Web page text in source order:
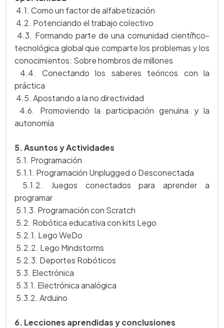
4.1. Como un factor de alfabetización
4.2. Potenciando el trabajo colectivo
4.3. Formando parte de una comunidad científico-
tecnológica global que comparte los problemas y los
conocimientos: Sobre hombros de millones
4.4. Conectando los saberes teóricos con la
práctica
4.5. Apostando a la no directividad
4.6. Promoviendo la participación genuina y la
autonomía
5. Asuntos y Actividades
5.1. Programación
5.1.1. Programación Unplugged o Desconectada
5.1.2. Juegos conectados para aprender a
programar
5.1.3. Programación con Scratch
5.2. Robótica educativa con kits Lego
5.2.1. Lego WeDo
5.2.2. Lego Mindstorms
5.2.3. Deportes Robóticos
5.3. Electrónica
5.3.1. Electrónica analógica
5.3.2. Arduino
6. Lecciones aprendidas y conclusiones